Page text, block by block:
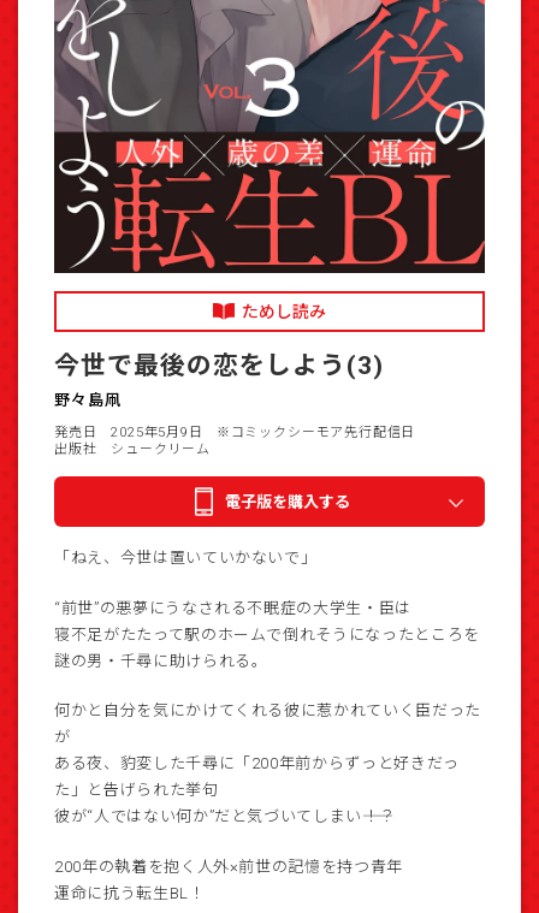
ためし読み
今世で最後の恋をしよう(3)
野々島凧
発売日 2025年5月9日
※コミックシーモア先行配信日
出版社 シュークリーム
電子版を購入する
「ねえ、今世は置いていかないで」
“前世”の悪夢にうなされる不眠症の大学生・臣は
寝不足がたたって駅のホームで倒れそうになったところを
謎の男・千尋に助けられる。
何かと自分を気にかけてくれる彼に惹かれていく臣だった
が
ある夜、豹変した千尋に「200年前からずっと好きだっ
た」と告げられた挙句
彼が“人ではない何か”だと気づいてしまい――！？
200年の執着を抱く人外×前世の記憶を持つ青年
運命に抗う転生BL！